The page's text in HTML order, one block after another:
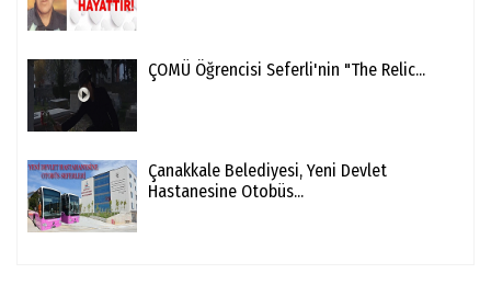
ÇOMÜ Öğrencisi Seferli'nin "The Relic...
Çanakkale Belediyesi, Yeni Devlet
Hastanesine Otobüs...